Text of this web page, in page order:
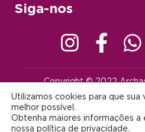
Siga-nos
Copyright © 2022
reservados |
Desenvolvido por:
Utilizamos cookies para que sua
melhor possível.
Obtenha maiores informações
nossa política de privacidade